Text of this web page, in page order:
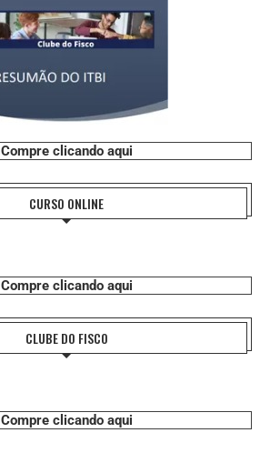
Compre clicando aqui
CURSO ONLINE
Compre clicando aqui
CLUBE DO FISCO
Compre clicando aqui